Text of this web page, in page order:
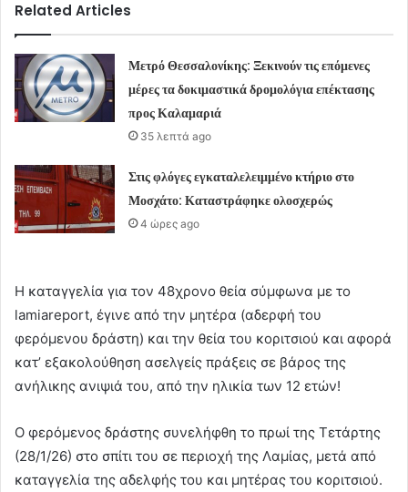
Related Articles
Μετρό Θεσσαλονίκης: Ξεκινούν τις επόμενες
μέρες τα δοκιμαστικά δρομολόγια επέκτασης
προς Καλαμαριά
35 λεπτά ago
Στις φλόγες εγκαταλελειμμένο κτήριο στο
Μοσχάτο: Καταστράφηκε ολοσχερώς
4 ώρες ago
Η καταγγελία για τον 48χρονο θεία σύμφωνα με το
lamiareport, έγινε από την μητέρα (αδερφή του
φερόμενου δράστη) και την θεία του κοριτσιού και αφορά
κατ’ εξακολούθηση ασελγείς πράξεις σε βάρος της
ανήλικης ανιψιά του, από την ηλικία των 12 ετών!
Ο φερόμενος δράστης συνελήφθη το πρωί της Τετάρτης
(28/1/26) στο σπίτι του σε περιοχή της Λαμίας, μετά από
καταγγελία της αδελφής του και μητέρας του κοριτσιού.